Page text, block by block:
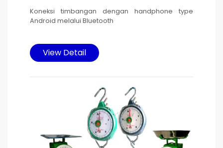
Koneksi timbangan dengan handphone type
Android melalui Bluetooth
dan timbangan
Bisa di Unduh di Android Playstore, Nama Aplikasi
TIMBANGAN EXCELLENT
View Detail